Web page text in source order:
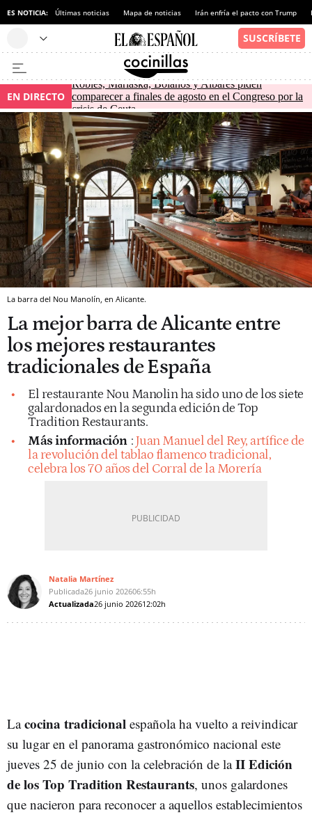
ES NOTICIA: Últimas noticias Mapa de noticias Irán enfría el pacto con Trump
EN DIRECTO
Robles, Marlaska, Bolaños y Albares piden
comparecer a finales de agosto en el Congreso por la
crisis de Ceuta
La barra del Nou Manolín, en Alicante.
La mejor barra de Alicante entre
los mejores restaurantes
tradicionales de España
El restaurante Nou Manolin ha sido uno de los siete
galardonados en la segunda edición de Top
Tradition Restaurants.
Más información : Juan Manuel del Rey, artífice de
la revolución del tablao flamenco tradicional,
celebra los 70 años del Corral de la Morería
Natalia Martínez
Publicada26 junio 202606:55h
Actualizada26 junio 202612:02h
Lacocina tradicional española ha vuelto a reivindicar
su lugar en el panorama gastronómico nacional este
jueves 25 de junio con la celebración de laII Edición
de los Top Tradition Restaurants, unos galardones
que nacieron para reconocer a aquellos establecimientos